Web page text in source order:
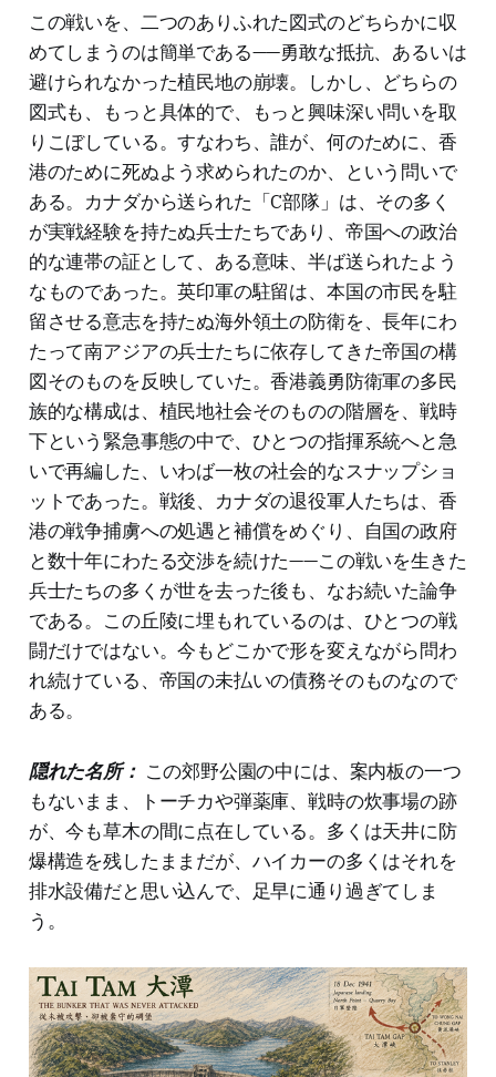
この戦いを、二つのありふれた図式のどちらかに収
めてしまうのは簡単である——勇敢な抵抗、あるいは
避けられなかった植民地の崩壊。しかし、どちらの
図式も、もっと具体的で、もっと興味深い問いを取
りこぼしている。すなわち、誰が、何のために、香
港のために死ぬよう求められたのか、という問いで
ある。カナダから送られた「C部隊」は、その多く
が実戦経験を持たぬ兵士たちであり、帝国への政治
的な連帯の証として、ある意味、半ば送られたよう
なものであった。英印軍の駐留は、本国の市民を駐
留させる意志を持たぬ海外領土の防衛を、長年にわ
たって南アジアの兵士たちに依存してきた帝国の構
図そのものを反映していた。香港義勇防衛軍の多民
族的な構成は、植民地社会そのものの階層を、戦時
下という緊急事態の中で、ひとつの指揮系統へと急
いで再編した、いわば一枚の社会的なスナップショ
ットであった。戦後、カナダの退役軍人たちは、香
港の戦争捕虜への処遇と補償をめぐり、自国の政府
と数十年にわたる交渉を続けた——この戦いを生きた
兵士たちの多くが世を去った後も、なお続いた論争
である。この丘陵に埋もれているのは、ひとつの戦
闘だけではない。今もどこかで形を変えながら問わ
れ続けている、帝国の未払いの債務そのものなので
ある。
隠れた名所： この郊野公園の中には、案内板の一つ
もないまま、トーチカや弾薬庫、戦時の炊事場の跡
が、今も草木の間に点在している。多くは天井に防
爆構造を残したままだが、ハイカーの多くはそれを
排水設備だと思い込んで、足早に通り過ぎてしま
う。